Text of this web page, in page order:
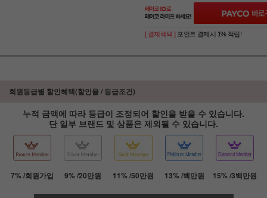
[ 결제혜택 ] 포인트 결제시 1% 적립!
회원등급별 할인혜택(할인율 / 등급조건)
누적 금액에 따라 등급이 조정되어 할인을 받을 수 있습니다.
단 일부 브랜드 및 상품은 제외될 수 있습니다.
7% /회원가입 9% /20만원 11% /50만원 13% /백만원 15% /3백만원